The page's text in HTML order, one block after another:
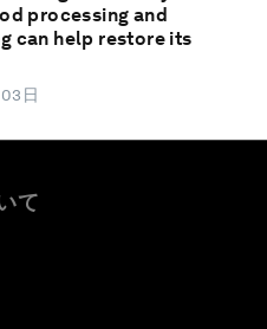
processing and
can help restore its
日
て